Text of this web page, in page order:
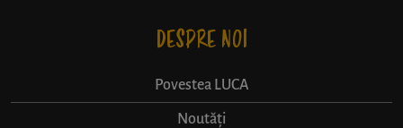
DESPRE NOI
Povestea LUCA
Noutăți